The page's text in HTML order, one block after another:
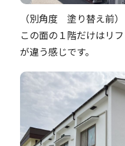
（別角度 塗り替え前）
この面の１階だけはリ
が違う感じです。